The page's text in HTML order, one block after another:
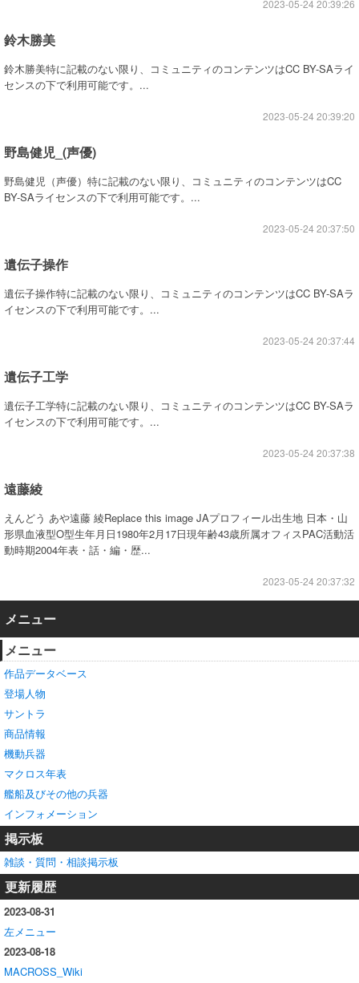
2023-05-24 20:39:26
鈴木勝美
鈴木勝美特に記載のない限り、コミュニティのコンテンツはCC BY-SAライ
センスの下で利用可能です。...
2023-05-24 20:39:20
野島健児_(声優)
野島健児（声優）特に記載のない限り、コミュニティのコンテンツはCC
BY-SAライセンスの下で利用可能です。...
2023-05-24 20:37:50
遺伝子操作
遺伝子操作特に記載のない限り、コミュニティのコンテンツはCC BY-SAラ
イセンスの下で利用可能です。...
2023-05-24 20:37:44
遺伝子工学
遺伝子工学特に記載のない限り、コミュニティのコンテンツはCC BY-SAラ
イセンスの下で利用可能です。...
2023-05-24 20:37:38
遠藤綾
えんどう あや遠藤 綾Replace this image JAプロフィール出生地 日本・山
形県血液型O型生年月日1980年2月17日現年齢43歳所属オフィスPAC活動活
動時期2004年表・話・編・歴...
2023-05-24 20:37:32
メニュー
メニュー
作品データベース
登場人物
サントラ
商品情報
機動兵器
マクロス年表
艦船及びその他の兵器
インフォメーション
掲示板
雑談・質問・相談掲示板
更新履歴
2023-08-31
左メニュー
2023-08-18
MACROSS_Wiki